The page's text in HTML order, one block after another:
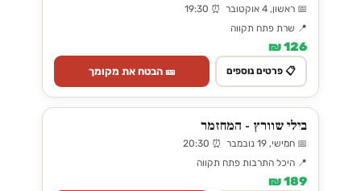
📅 ראשון, 4 אוקטובר ⏰ 19:30
📍 שרת פתח תקווה
126 ₪
📋 פרטים נוספים 🎫 הבטח את מקומך
בילי שוורץ - המחזמר
📅 חמישי, 19 נובמבר ⏰ 20:30
📍 היכל התרבות פתח תקווה
189 ₪